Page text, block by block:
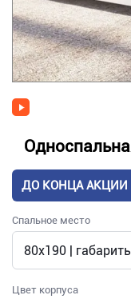
ДО КОНЦА АКЦИИ
Спальное место
Цвет корпуса